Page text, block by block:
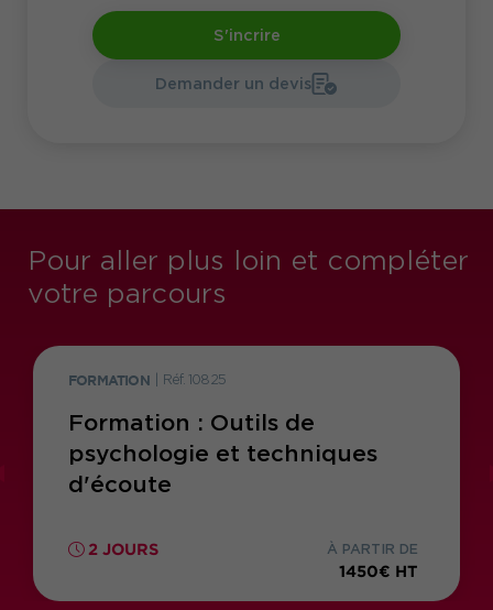
S'incrire
Demander un devis
Pour aller plus loin et compléter
votre parcours
FORMATION Réf. 10825
Formation : Outils de
psychologie et techniques
d'écoute
2 JOURS À PARTIR DE
1450€ HT